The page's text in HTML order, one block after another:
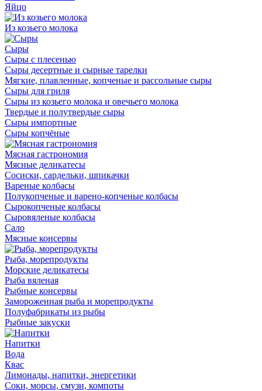
Яйцо
Из козьего молока
Сыры
Сыры с плесенью
Сыры десертные и сырные тарелки
Мягкие, плавленные, копченые и рассольные сыры
Сыры для гриля
Сыры из козьего молока и овечьего молока
Твердые и полутвердые сыры
Сыры импортные
Сыры копчёные
Мясная гастрономия
Мясные деликатесы
Сосиски, сардельки, шпикачки
Вареные колбасы
Полукопченые и варено-копченые колбасы
Сырокопченые колбасы
Сыровяленые колбасы
Сало
Мясные консервы
Рыба, морепродукты
Морские деликатесы
Рыба вяленая
Рыбные консервы
Замороженная рыба и морепродукты
Полуфабрикаты из рыбы
Рыбные закуски
Напитки
Вода
Квас
Лимонады, напитки, энергетики
Соки, морсы, смузи, компоты